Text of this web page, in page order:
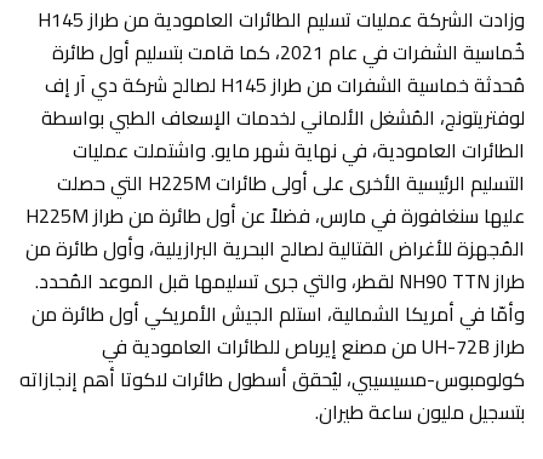
وزادت الشركة عمليات تسليم الطائرات العامودية من طراز H145
خُماسية الشفرات في عام 2021، كما قامت بتسليم أول طائرة
مُحدثة خماسية الشفرات من طراز H145 لصالح شركة دي آر إف
لوفتريتونج، المُشغل الألماني لخدمات الإسعاف الطبي بواسطة
الطائرات العامودية، في نهاية شهر مايو. واشتملت عمليات
التسليم الرئيسية الأخرى على أولى طائرات H225M التي حصلت
عليها سنغافورة في مارس، فضلاً عن أول طائرة من طراز H225M
المُجهزة للأغراض القتالية لصالح البحرية البرازيلية، وأول طائرة من
طراز NH90 TTN لقطر، والتي جرى تسليمها قبل الموعد المُحدد.
وأمّا في أمريكا الشمالية، استلم الجيش الأمريكي أول طائرة من
طراز UH-72B من مصنع إيرباص للطائرات العامودية في
كولومبوس-مسيسيبي، ليُحقق أسطول طائرات لاكوتا أهم إنجازاته
بتسجيل مليون ساعة طيران.